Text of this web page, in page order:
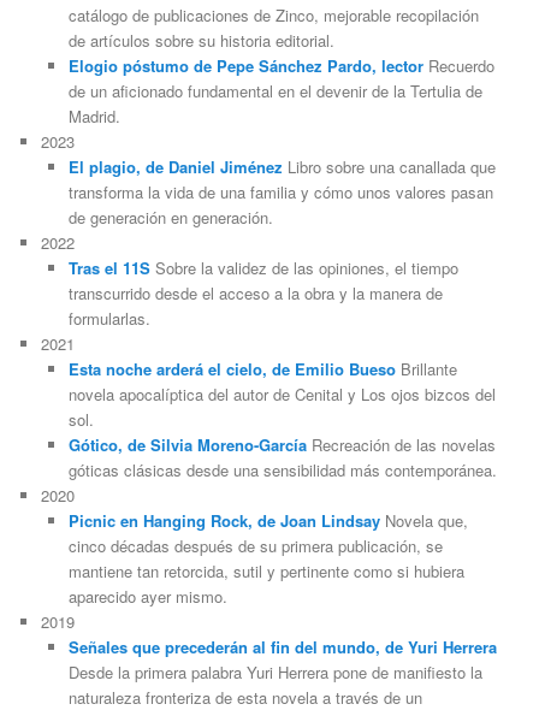
catálogo de publicaciones de Zinco, mejorable recopilación
de artículos sobre su historia editorial.
Elogio póstumo de Pepe Sánchez Pardo, lectorRecuerdo
de un aficionado fundamental en el devenir de la Tertulia de
Madrid.
2023
El plagio, de Daniel Jiménez Libro sobre una canallada que
transforma la vida de una familia y cómo unos valores pasan
de generación en generación.
2022
Tras el 11SSobre la validez de las opiniones, el tiempo
transcurrido desde el acceso a la obra y la manera de
formularlas.
2021
Esta noche arderá el cielo, de Emilio BuesoBrillante
novela apocalíptica del autor de Cenital y Los ojos bizcos del
sol.
Gótico, de Silvia Moreno-GarcíaRecreación de las novelas
góticas clásicas desde una sensibilidad más contemporánea.
2020
Picnic en Hanging Rock, de Joan LindsayNovela que,
cinco décadas después de su primera publicación, se
mantiene tan retorcida, sutil y pertinente como si hubiera
aparecido ayer mismo.
2019
Señales que precederán al fin del mundo, de Yuri Herrera
Desde la primera palabra Yuri Herrera pone de manifiesto la
naturaleza fronteriza de esta novela a través de un